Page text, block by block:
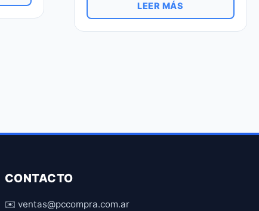
LEER MÁS
CONTACTO
✉️ ventas@pccompra.com.ar